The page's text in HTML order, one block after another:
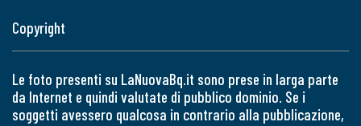
Copyright
Le foto presenti su LaNuovaBq.it sono prese in larga parte
da Internet e quindi valutate di pubblico dominio. Se i
soggetti avessero qualcosa in contrario alla pubblicazione,